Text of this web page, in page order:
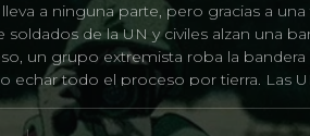
a ninguna parte, pero gracias a
soldados de la UN y civiles alzan una
un grupo extremista roba la
echar todo el proceso por tierra. Las
de combate a recuperarla, en lo que
y Saeko irá junto a ellos…